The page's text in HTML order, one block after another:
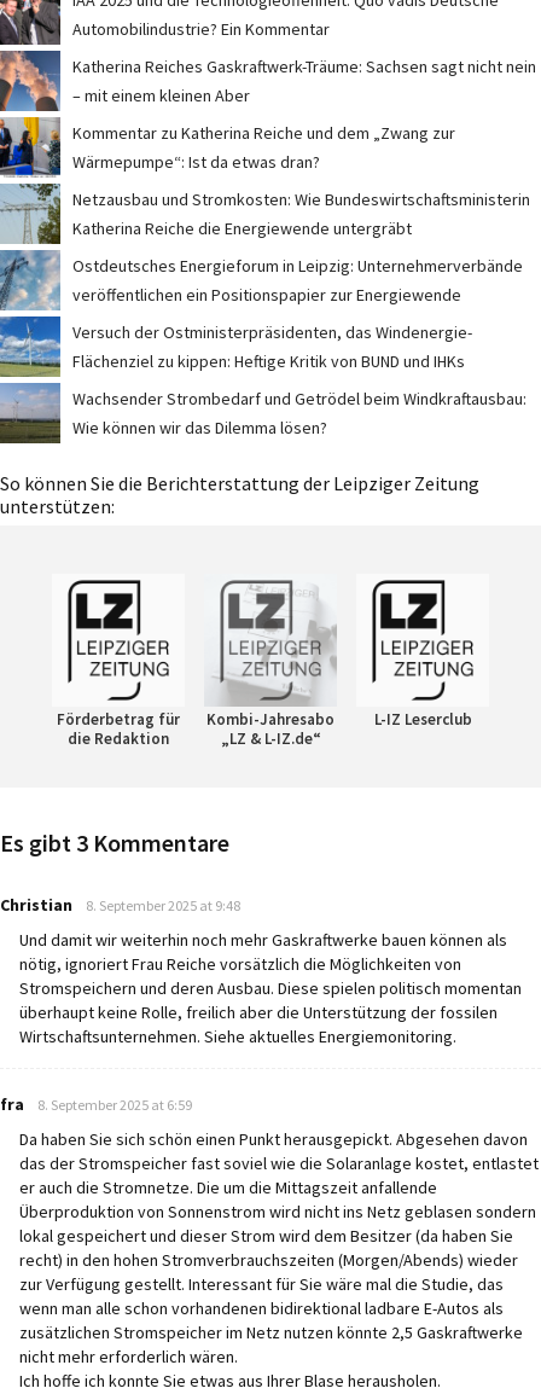
Automobilindustrie? Ein Kommentar
Katherina Reiches Gaskraftwerk-Träume: Sachsen sagt nicht nein
– mit einem kleinen Aber
Kommentar zu Katherina Reiche und dem „Zwang zur
Wärmepumpe“: Ist da etwas dran?
Netzausbau und Stromkosten: Wie Bundeswirtschaftsministerin
Katherina Reiche die Energiewende untergräbt
Ostdeutsches Energieforum in Leipzig: Unternehmerverbände
veröffentlichen ein Positionspapier zur Energiewende
Versuch der Ostministerpräsidenten, das Windenergie-
Flächenziel zu kippen: Heftige Kritik von BUND und IHKs
Wachsender Strombedarf und Getrödel beim Windkraftausbau:
Wie können wir das Dilemma lösen?
So können Sie die Berichterstattung der Leipziger Zeitung
unterstützen:
Förderbetrag für
die Redaktion
Kombi-Jahresabo
„LZ & L-IZ.de“
L-IZ Leserclub
Es gibt 3 Kommentare
Christian says:
8. September 2025 at 9:48
Und damit wir weiterhin noch mehr Gaskraftwerke bauen können als
nötig, ignoriert Frau Reiche vorsätzlich die Möglichkeiten von
Stromspeichern und deren Ausbau. Diese spielen politisch momentan
überhaupt keine Rolle, freilich aber die Unterstützung der fossilen
Wirtschaftsunternehmen. Siehe aktuelles Energiemonitoring.
fra says:
8. September 2025 at 6:59
Da haben Sie sich schön einen Punkt herausgepickt. Abgesehen davon
das der Stromspeicher fast soviel wie die Solaranlage kostet, entlastet
er auch die Stromnetze. Die um die Mittagszeit anfallende
Überproduktion von Sonnenstrom wird nicht ins Netz geblasen sondern
lokal gespeichert und dieser Strom wird dem Besitzer (da haben Sie
recht) in den hohen Stromverbrauchszeiten (Morgen/Abends) wieder
zur Verfügung gestellt. Interessant für Sie wäre mal die Studie, das
wenn man alle schon vorhandenen bidirektional ladbare E-Autos als
zusätzlichen Stromspeicher im Netz nutzen könnte 2,5 Gaskraftwerke
nicht mehr erforderlich wären.
Ich hoffe ich konnte Sie etwas aus Ihrer Blase herausholen.